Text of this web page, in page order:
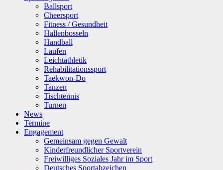
Ballsport
Cheersport
Fitness / Gesundheit
Hallenbosseln
Handball
Laufen
Leichtathletik
Rehabilitationssport
Taekwon-Do
Tanzen
Tischtennis
Turnen
News
Termine
Engagement
Gemeinsam gegen Gewalt
Kinderfreundlicher Sportverein
Freiwilliges Soziales Jahr im Sport
Deutsches Sportabzeichen